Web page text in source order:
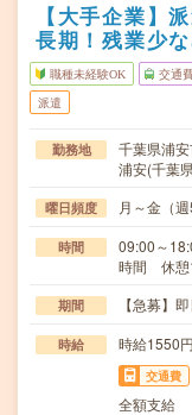
【大手企業】
長期！残業少
職種未経験OK 交通
派遣
勤務地
千葉県浦
浦安(千葉
曜日頻度 月～金（
時間
09:00～
時間 休憩
期間 【急募】
時給 時給1550
交通費
全額支給